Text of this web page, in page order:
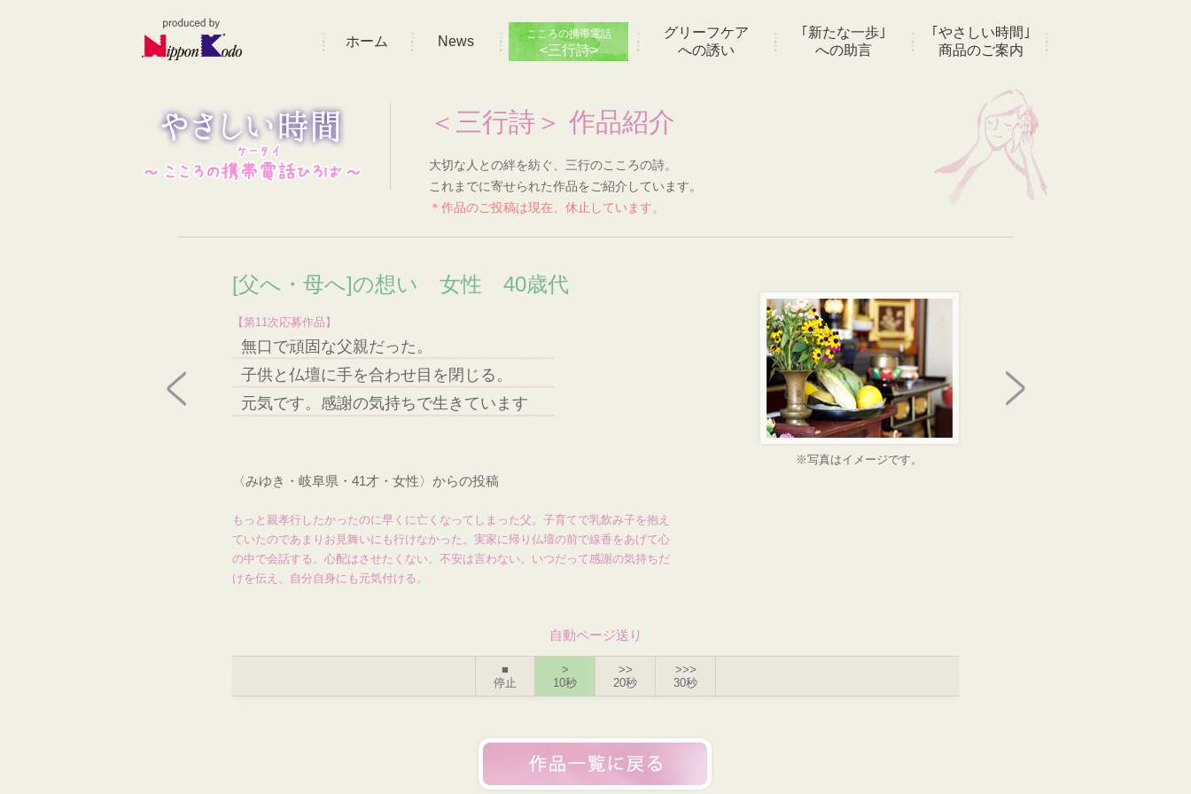
ホーム News こころの携帯電話
<三行詩>
グリーフケア
への誘い
｢新たな一歩｣
への助言
｢やさしい時間｣
商品のご案内
＜三行詩＞ 作品紹介
大切な人との絆を紡ぐ、三行のこころの詩。
これまでに寄せられた作品をご紹介しています。
＊作品のご投稿は現在、休止しています。
[父へ・母へ]の想い 女性 40歳代
【第11次応募作品】
無口で頑固な父親だった。
子供と仏壇に手を合わせ目を閉じる。
元気です。感謝の気持ちで生きています
※写真はイメージです。
〈みゆき・岐阜県・41才・女性〉からの投稿
もっと親孝行したかったのに早くに亡くなってしまった父。子育てで乳飲み子を抱え
ていたのであまりお見舞いにも行けなかった。実家に帰り仏壇の前で線香をあげて心
の中で会話する。心配はさせたくない。不安は言わない。いつだって感謝の気持ちだ
けを伝え、自分自身にも元気付ける。
自動ページ送り
■
停止
>
10秒
>>
20秒
>>>
30秒